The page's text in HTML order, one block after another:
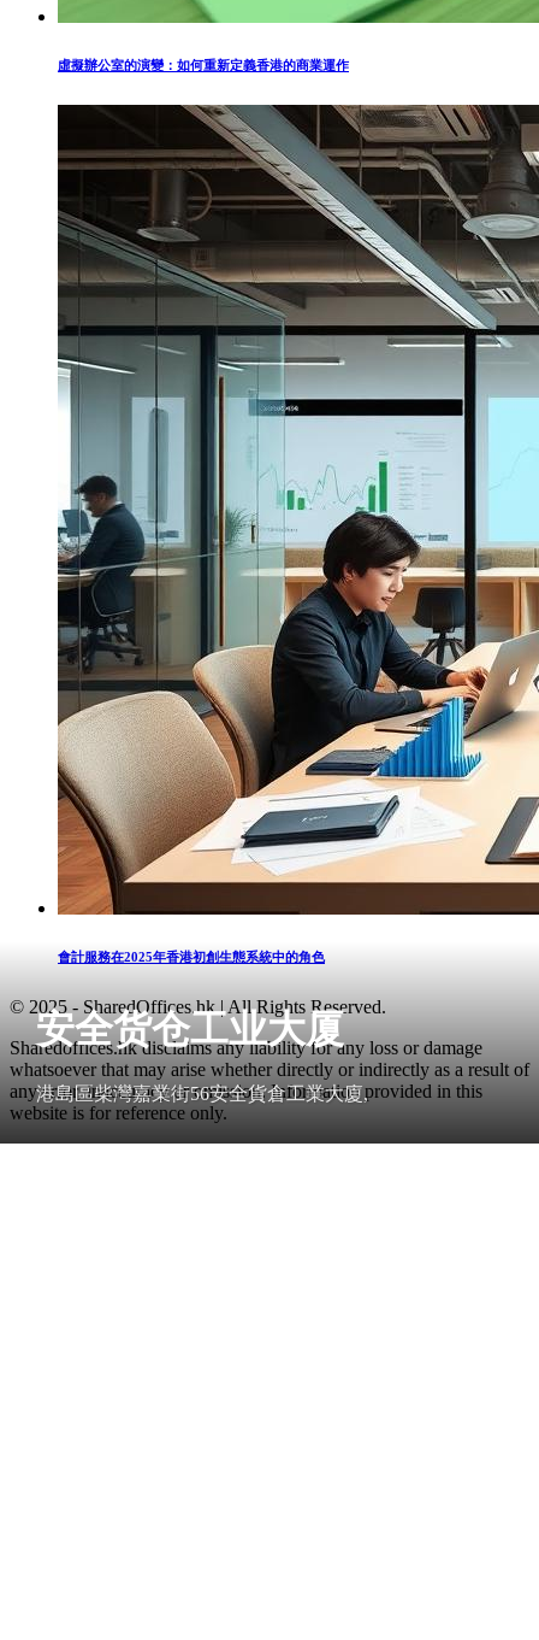
安全货仓工业大厦
港島區柴灣嘉業街56安全貨倉工業大廈,
虛擬辦公室的演變：如何重新定義香港的商業運作
會計服務在2025年香港初創生態系統中的角色
© 2025 - SharedOffices.hk | All Rights Reserved.
Sharedoffices.hk disclaims any liability for any loss or damage
whatsoever that may arise whether directly or indirectly as a result of
any error, inaccuracy or omission. Information provided in this
website is for reference only.